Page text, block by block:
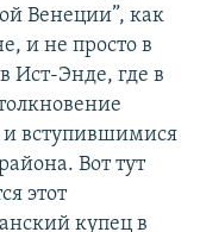
Венеции”, как
и не просто в
Ист-Энде, где в
и вступившимися
Вот тут
этот
купец в